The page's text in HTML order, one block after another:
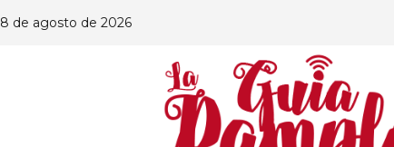
8 de agosto de 2026